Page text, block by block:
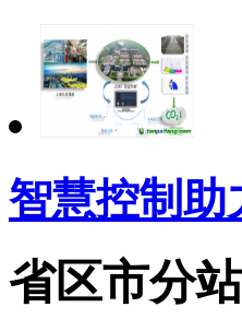
智慧控制助
省区市分